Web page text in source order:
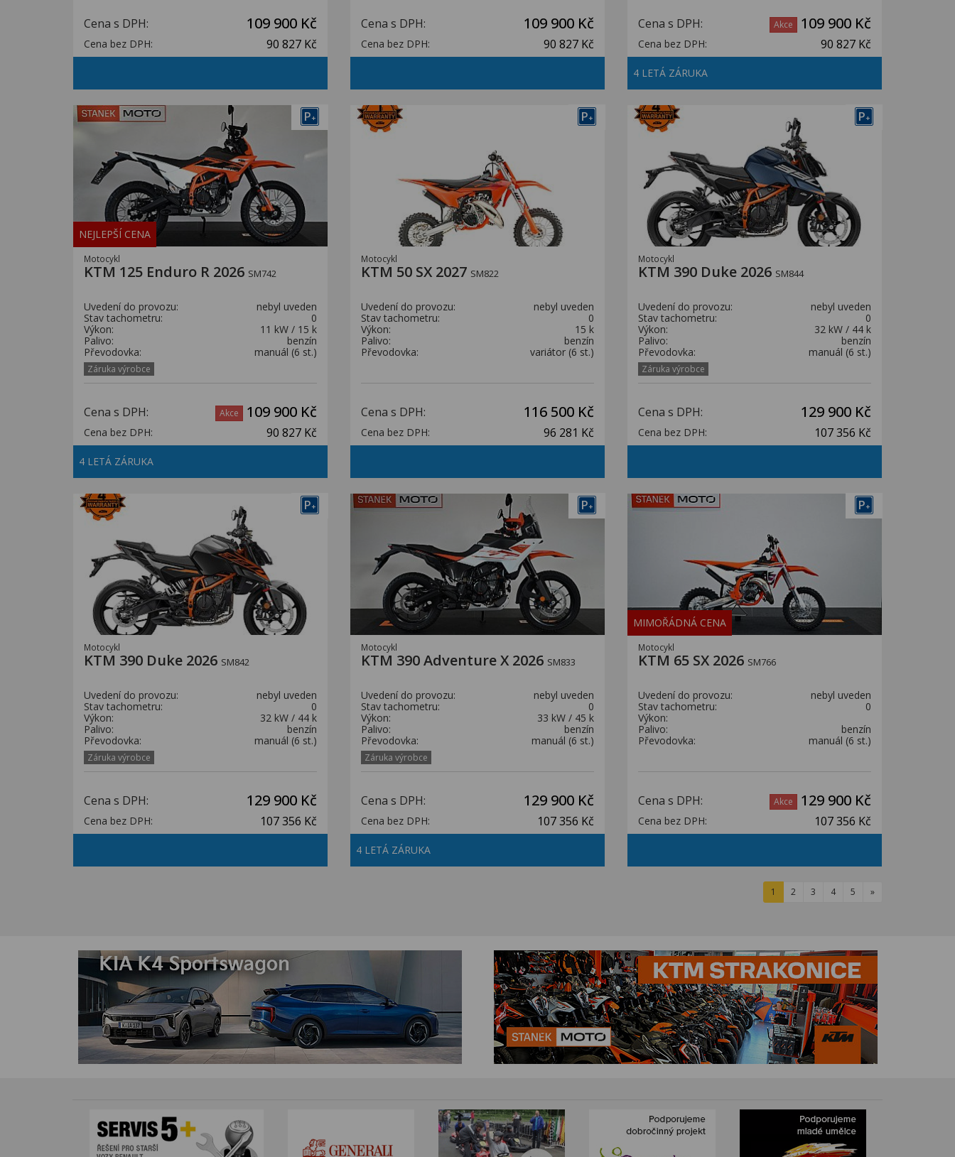
Cena s DPH: 109 900 Kč
Cena bez DPH: 90 827 Kč
Cena s DPH: 109 900 Kč
Cena bez DPH: 90 827 Kč
Cena s DPH: Akce 109 900 Kč
Cena bez DPH: 90 827 Kč
4 LETÁ ZÁRUKA
P+
NEJLEPŠÍ CENA
Motocykl
KTM 125 Enduro R 2026 SM742
Uvedení do provozu:
nebyl uveden
Stav tachometru:
0
Výkon:
11 kW / 15 k
Palivo:
benzín
Převodovka:
manuál (6 st.)
Záruka výrobce
Cena s DPH: Akce 109 900 Kč
Cena bez DPH: 90 827 Kč
4 LETÁ ZÁRUKA
P+
Motocykl
KTM 50 SX 2027 SM822
Uvedení do provozu:
nebyl uveden
Stav tachometru:
0
Výkon:
15 k
Palivo:
benzín
Převodovka:
variátor (6 st.)
Cena s DPH: 116 500 Kč
Cena bez DPH: 96 281 Kč
P+
Motocykl
KTM 390 Duke 2026 SM844
Uvedení do provozu:
nebyl uveden
Stav tachometru:
0
Výkon:
32 kW / 44 k
Palivo:
benzín
Převodovka:
manuál (6 st.)
Záruka výrobce
Cena s DPH: 129 900 Kč
Cena bez DPH: 107 356 Kč
P+
Motocykl
KTM 390 Duke 2026 SM842
Uvedení do provozu:
nebyl uveden
Stav tachometru:
0
Výkon:
32 kW / 44 k
Palivo:
benzín
Převodovka:
manuál (6 st.)
Záruka výrobce
Cena s DPH: 129 900 Kč
Cena bez DPH: 107 356 Kč
P+
Motocykl
KTM 390 Adventure X 2026 SM833
Uvedení do provozu:
nebyl uveden
Stav tachometru:
0
Výkon:
33 kW / 45 k
Palivo:
benzín
Převodovka:
manuál (6 st.)
Záruka výrobce
Cena s DPH: 129 900 Kč
Cena bez DPH: 107 356 Kč
4 LETÁ ZÁRUKA
P+
MIMOŘÁDNÁ CENA
Motocykl
KTM 65 SX 2026 SM766
Uvedení do provozu:
nebyl uveden
Stav tachometru:
0
Výkon:
Palivo:
benzín
Převodovka:
manuál (6 st.)
Cena s DPH: Akce 129 900 Kč
Cena bez DPH: 107 356 Kč
1 2 3 4 5 »